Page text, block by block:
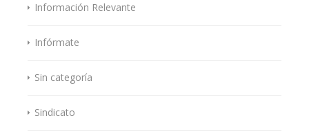
Información Relevante
Infórmate
Sin categoría
Sindicato